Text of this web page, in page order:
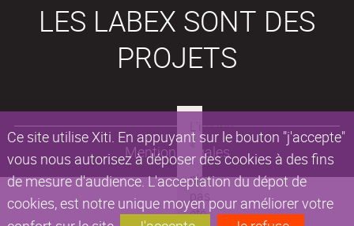
Ce site utilise Xiti. En appuyant sur le bouton "j'accepte"
vous nous autorisez à déposer des cookies à des fins
de mesure d'audience. L'acceptation du dépot de
cookies, est notre unique moyen pour améliorer votre
LES LABEX SONT DES
PROJETS
Mentions légales